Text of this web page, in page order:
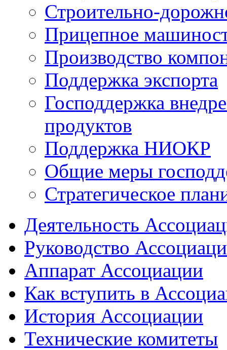
Строительно-
Прицепное
Производство
Поддержка экспорта
Господдержка
продуктов
Поддержка НИОКР
Общие меры
Стратегическое
Деятельность
Руководство
Аппарат Ассоциации
Как вступить в
История Ассоциации
Технические комитеты